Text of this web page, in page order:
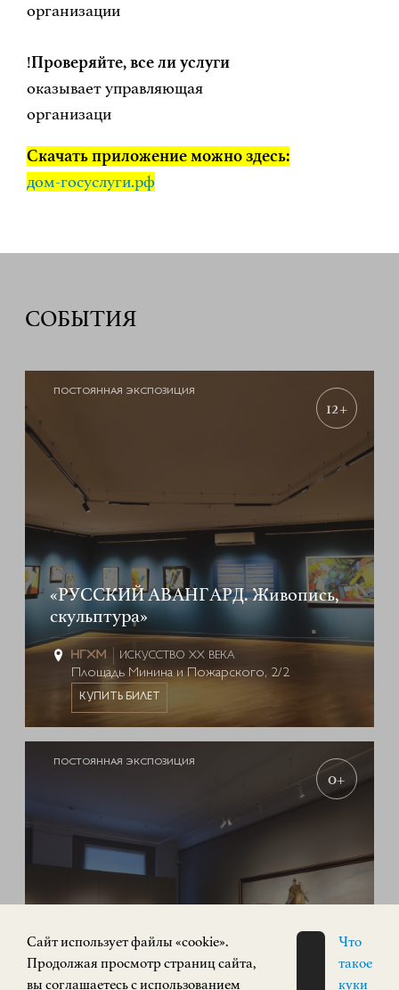
организации
!Проверяйте, все ли услуги
оказывает управляющая
организаци
Скачать приложение можно здесь:
дом-госуслуги.рф
СОБЫТИЯ
ПОСТОЯННАЯ ЭКСПОЗИЦИЯ
12+
«РУССКИЙ АВАНГАРД. Живопись,
скульптура»
ИСКУССТВО XX ВЕКА
Площадь Минина и Пожарского, 2/2
КУПИТЬ БИЛЕТ
ПОСТОЯННАЯ ЭКСПОЗИЦИЯ
0+
Cайт использует файлы «cookie».
Продолжая просмотр страниц сайта,
вы соглашаетесь с использованием
Что
такое
куки